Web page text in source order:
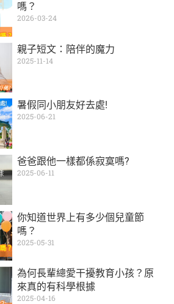
嗎？
2026-03-24
親子短文：陪伴的魔力
2025-11-14
暑假同小朋友好去處!
2025-06-21
爸爸跟他一樣都係寂寞嗎?
2025-06-11
你知道世界上有多少個兒童節
嗎？
2025-05-31
為何長輩總愛干擾教育小孩？原
來真的有科學根據
2025-04-16